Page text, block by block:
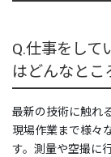
Q.仕事をして
はどんなとこ
最新の技術に触れ
現場作業まで様々
す。測量や空撮に
SDGｓの取
会社紹介
ICTの取り組み
ICT活用工事